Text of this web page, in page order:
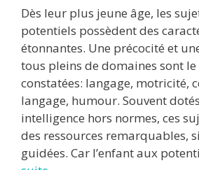
Dès leur plus jeune âge, les
potentiels possèdent des
étonnantes. Une précocité et
tous pleins de domaines sont
constatées: langage, motricité,
langage, humour. Souvent
intelligence hors normes, ces
des ressources remarquables,
guidées. Car l’enfant aux